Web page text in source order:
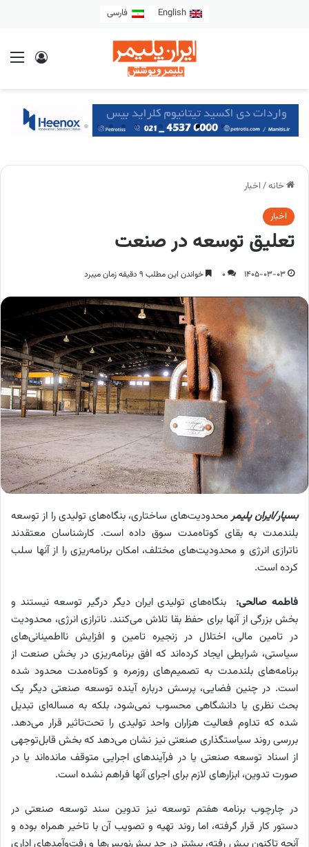
English فارسی
خانه/ اخبار
اخبار
تعلیق توسعه در صنعت
1405-03-03
0 خواندن این مطلب 9 دقیقه زمان میبرد
بسپار/ایران پلیمرمحدودیت‌های ساختاری، بنگاه‌های تولیدی را از توسعه
بلندمدت به بقای کوتاه‌مدت سوق داده است. کارشناسان معتقدند
ناترازی انرژی و محدودیت‌های مختلف، امکان برنامه‌ریزی را از آنها سلب
کرده است.
فاطمه صالحی: بنگاه‌های تولیدی ایران دیگر درگیر توسعه نیستند و
بخش بزرگی از آنها برای حفظ بقا تلاش می‌کنند. ناترازی انرژی، محدودیت
در تامین مالی، اختلال در زنجیره تامین و افزایش نااطمینانی‌های
سیاستی، شرایطی ایجاد کرده‌اند که افق برنامه‌ریزی در بخش صنعت از
برنامه‌های بلندمدت به تصمیم‌های روزمره و کوتاه‌مدت محدود شده
است. در چنین فضایی، پرسش درباره آینده توسعه صنعتی دیگر یک
بحث نظری یا دانشگاهی محسوب نمی‌شود، بلکه به مساله‌ای تبدیل
شده که تداوم فعالیت هزاران واحد تولیدی را تحت‌تاثیر قرار می‌دهد.
بررسی روند سیاستگذاری صنعتی نیز نشان می‌دهد که بخش قابل‌توجهی
از اسناد توسعه صنعتی یا در فرآیندهای اجرایی متوقف مانده‌اند یا در
صورت تدوین، ابزارهای لازم برای اجرای آنها فراهم نشده است.
در چارچوب برنامه هفتم توسعه نیز تدوین سند توسعه صنعتی در
دستور کار قرار گرفته، اما روند تهیه و تصویب آن با تاخیر همراه بوده و